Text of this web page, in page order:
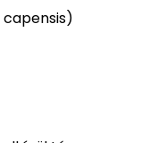
capensis)